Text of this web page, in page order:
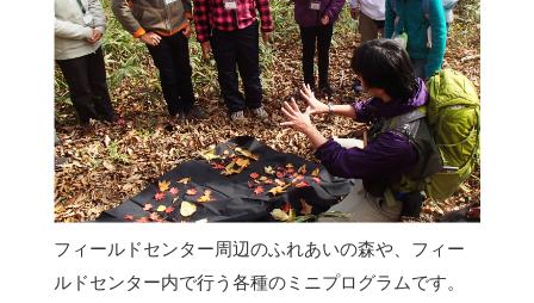
フィールドセンター周辺のふれあいの森や、フィー
ルドセンター内で行う各種のミニプログラムです。